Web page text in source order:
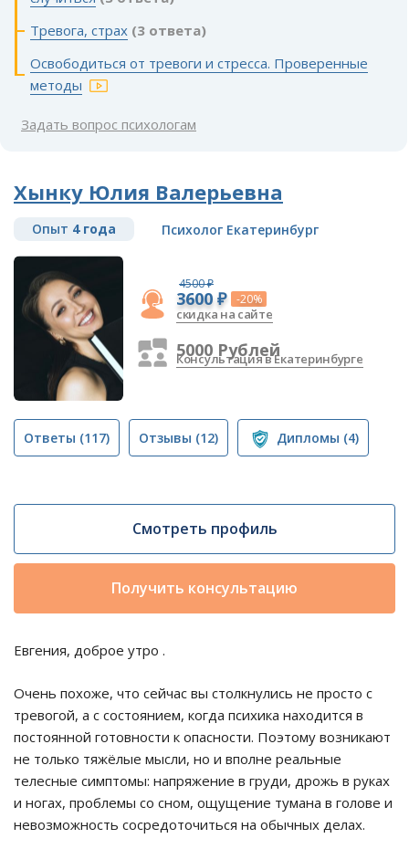
Тревога, страх (3 ответа)
Освободиться от тревоги и стресса. Проверенные
методы
Задать вопрос психологам
Хынку Юлия Валерьевна
Опыт 4 года Психолог Екатеринбург
4500 ₽
3600 ₽ -20%
скидка на сайте
5000 Рублей
Консультация в Екатеринбурге
Ответы (117) Отзывы (12) Дипломы (4)
Смотреть профиль
Получить консультацию
Евгения, доброе утро .
Очень похоже, что сейчас вы столкнулись не просто с
тревогой, а с состоянием, когда психика находится в
постоянной готовности к опасности. Поэтому возникают
не только тяжёлые мысли, но и вполне реальные
телесные симптомы: напряжение в груди, дрожь в руках
и ногах, проблемы со сном, ощущение тумана в голове и
невозможность сосредоточиться на обычных делах.